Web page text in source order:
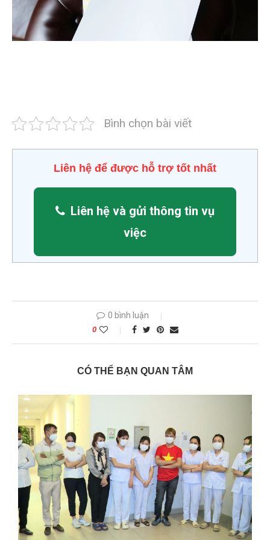
Bình chọn bài viết
Liên hệ để được hỗ trợ tốt nhất
Liên hệ và gửi thông tin vụ
việc
0 bình luận
0
CÓ THỂ BẠN QUAN TÂM